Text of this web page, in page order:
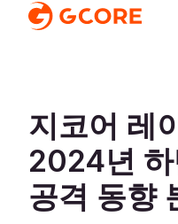
지코어 레
2024년
공격 동향